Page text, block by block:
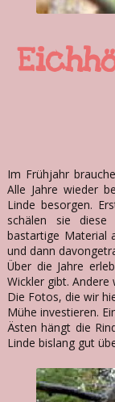
Im Frühjahr
Alle Jahre wieder
Linde besorgen.
schälen sie
bastartige Material
und dann
Über die Jahre
Wickler gibt. Andere
Die Fotos, die wir
Mühe investieren.
Ästen hängt die
Linde bislang gut